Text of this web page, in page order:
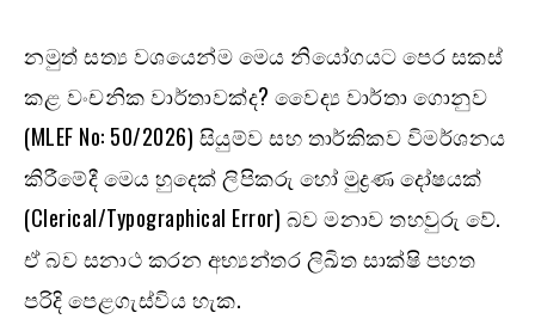
නමුත් සත්‍ය වශයෙන්ම මෙය නියෝගයට පෙර සකස්
කළ වංචනික වාර්තාවක්ද? වෛද්‍ය වාර්තා ගොනුව
(MLEF No: 50/2026) සියුම්ව සහ තාර්කිකව විමර්ශනය
කිරීමේදී මෙය හුදෙක් ලිපිකරු හෝ මුද්‍රණ දෝෂයක්
(Clerical/Typographical Error) බව මනාව තහවුරු වේ.
ඒ බව සනාථ කරන අභ්‍යන්තර ලිඛිත සාක්ෂි පහත
පරිදි පෙළගැස්විය හැක.